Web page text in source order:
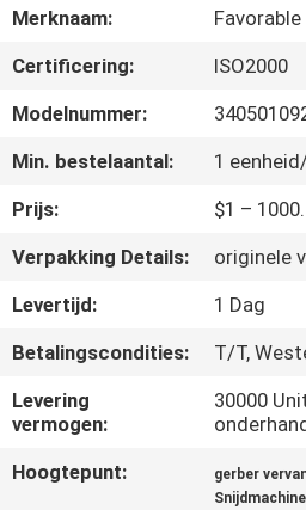
FABRIEKSREIS
CONTACTEER
ONS
NIEUWS
VERZOEK
OM EEN
CITAAT
Merknaam:
Favorable
Certificering:
ISO2000
Modelnummer:
Min. bestelaantal:
1
Prijs:
$1 –
Verpakking Details:
originele
Levertijd:
1 Dag
Betalingscondities:
T/T,
Levering
vermogen:
30000
Hoogtepunt:
gerber